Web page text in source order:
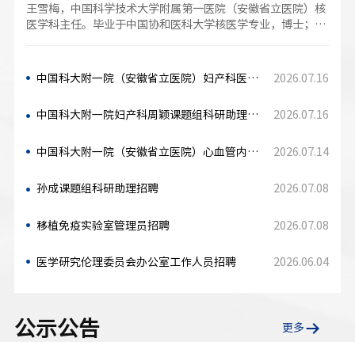
王雪梅，中国科学技术大学附属第一医院（安徽省立医院）核
医学科主任。毕业于中国协和医科大学核医学专业，博士；主
2026.07.16
中国科大附一院（安徽省立医院）妇产科医助招聘
2026.07.16
中国科大附一院妇产科周颖课题组科研助理招聘
2026.07.14
中国科大附一院（安徽省立医院）心血管内科高超课题组科研助理（基础研究）招聘
2026.07.08
孙成课题组科研助理招聘
2026.07.08
移植免疫实验室管理员招聘
2026.06.04
医学研究伦理委员会办公室工作人员招聘
更多
公示公告